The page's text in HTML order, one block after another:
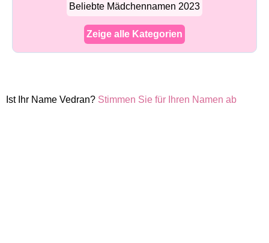
Beliebte Mädchennamen 2023
Zeige alle Kategorien
Ist Ihr Name Vedran? Stimmen Sie für Ihren Namen ab